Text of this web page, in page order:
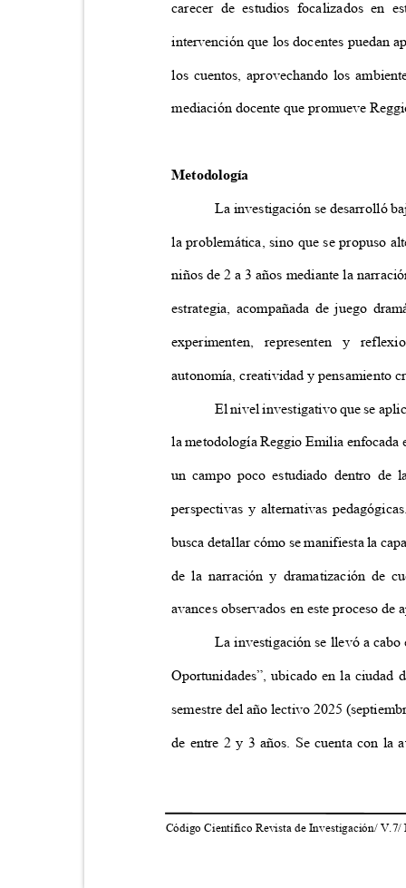
carecer de estudios focalizados en
intervención que los docentes puedan
los cuentos, aprovechando los
mediación docente que promueve
Metodología
La investigación se desarrolló
la problemática, sino que se propuso
niños de 2 a 3 años mediante la
estrategia, acompañada de juego
experimenten, representen y
autonomía, creatividad y pensamiento
El nivel investigativo que se
la metodología Reggio Emilia enfocada
un campo poco estudiado dentro
perspectivas y alternativas
busca detallar cómo se manifiesta la
de la narración y dramatización de
avances observados en este proceso
La investigación se llevó a
Oportunidades”, ubicado en la
semestre del año lectivo 2025
de entre 2 y 3 años. Se cuenta con
Código Científico Revista de Investigación/